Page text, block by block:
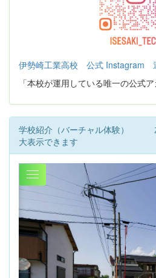
伊勢崎工業高校 公式 Instagram
「本校が運用している唯一の公式ア
学校紹介（バーチャル体験）
大表示できます